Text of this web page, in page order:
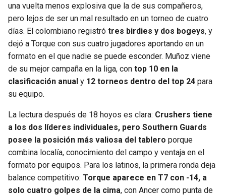
una vuelta menos explosiva que la de sus compañeros,
pero lejos de ser un mal resultado en un torneo de cuatro
días. El colombiano registró tres birdies y dos bogeys, y
dejó a Torque con sus cuatro jugadores aportando en un
formato en el que nadie se puede esconder. Muñoz viene
de su mejor campaña en la liga, con top 10 en la
clasificación anual y 12 torneos dentro del top 24 para
su equipo.
La lectura después de 18 hoyos es clara: Crushers tiene
a los dos líderes individuales, pero Southern Guards
posee la posición más valiosa del tablero porque
combina localía, conocimiento del campo y ventaja en el
formato por equipos. Para los latinos, la primera ronda deja
balance competitivo: Torque aparece en T7 con -14, a
solo cuatro golpes de la cima, con Ancer como punta de